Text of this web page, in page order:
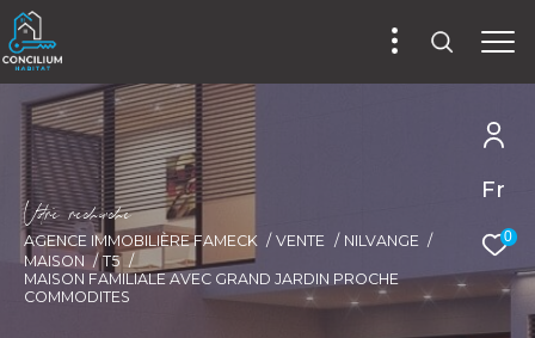
Fr
0
Vore recece
AGENCE IMMOBILIÈRE FAMECK VENTE
NILVANGE
MAISON
T5
MAISON FAMILIALE AVEC GRAND JARDIN PROCHE
COMMODITES